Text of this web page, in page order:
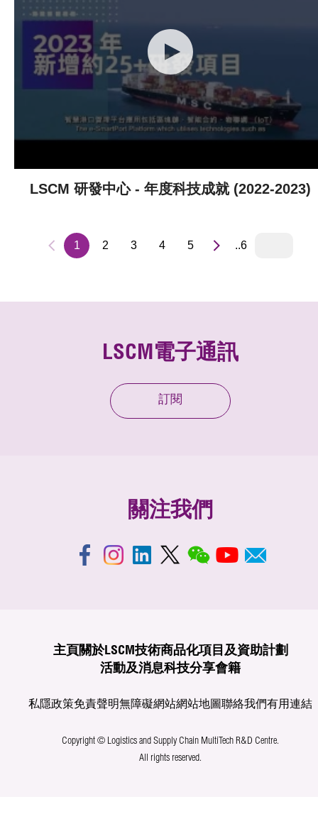
LSCM 研發中心 - 年度科技成就 (2022-2023)
1 2 3 4 5 ..6
LSCM電子通訊
訂閱
關注我們
主頁關於LSCM技術商品化項目及資助計劃
活動及消息科技分享會籍
私隱政策免責聲明無障礙網站網站地圖聯絡我們有用連結
Copyright © Logistics and Supply Chain MultiTech R&D Centre.
All rights reserved.